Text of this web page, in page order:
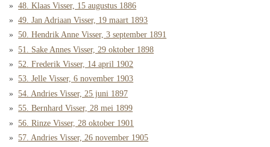
48. Klaas Visser, 15 augustus 1886
49. Jan Adriaan Visser, 19 maart 1893
50. Hendrik Anne Visser, 3 september 1891
51. Sake Annes Visser, 29 oktober 1898
52. Frederik Visser, 14 april 1902
53. Jelle Visser, 6 november 1903
54. Andries Visser, 25 juni 1897
55. Bernhard Visser, 28 mei 1899
56. Rinze Visser, 28 oktober 1901
57. Andries Visser, 26 november 1905